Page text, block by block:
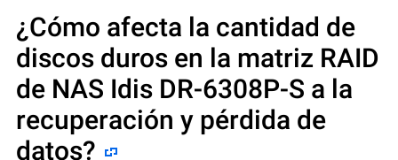
¿Cómo afecta la cantidad de
discos duros en la matriz RAID
de NAS Idis DR-6308P-S a la
recuperación y pérdida de
datos?